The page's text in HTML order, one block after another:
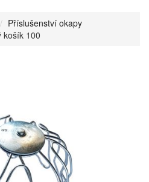
Příslušenství okapy
košík 100